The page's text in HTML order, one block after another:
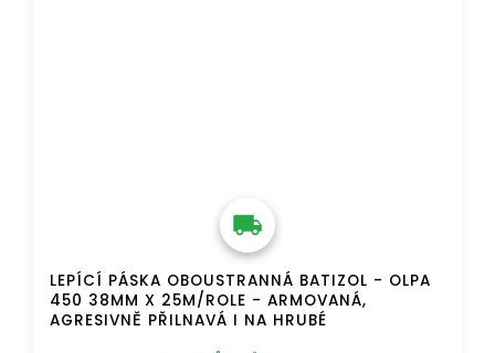
LEPÍCÍ PÁSKA OBOUSTRANNÁ BATIZOL - OLPA
450 38MM X 25M/ROLE - ARMOVANÁ,
AGRESIVNĚ PŘILNAVÁ I NA HRUBÉ